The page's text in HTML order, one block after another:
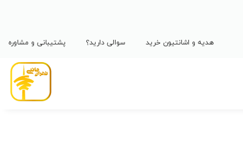
هدیه و اشانتیون خرید سوالی دارید؟ پشتیبانی و مشاوره